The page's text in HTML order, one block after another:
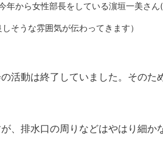
年から女性部長をしている濵垣一美さ
そうな雰囲気が伝わってきます）
活動は終了していました。そのた
、排水口の周りなどはやはり細か